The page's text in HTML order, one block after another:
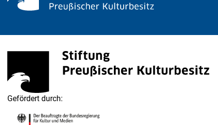
Stiftung Preußischer Kulturbesitz
(externer Link, öffnet neues Fenster)
Gefördert durch: